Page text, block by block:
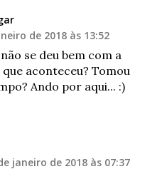
de 2018 às 13:52
se deu bem com a
que aconteceu? Tomou
Ando por aqui... :)
janeiro de 2018 às 07:37